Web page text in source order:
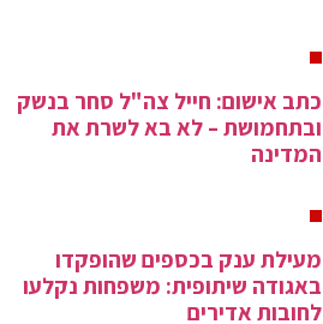
כתב אישום: חייל צה"ל סחר בנשק
ובתחמושת – לא בא לשרת את
המדינה
מעילת ענק בכספים שהופקדו
באגודה שיתופית: משפחות נקלעו
לחובות אדירים